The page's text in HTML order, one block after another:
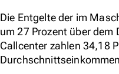
Die Entgelte der im
um 27 Prozent über
Callcenter zahlen 34,18